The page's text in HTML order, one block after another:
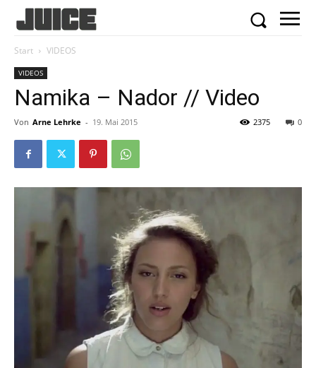
Start VIDEOS
VIDEOS
Namika – Nador // Video
Von Arne Lehrke - 19. Mai 2015 0
2375